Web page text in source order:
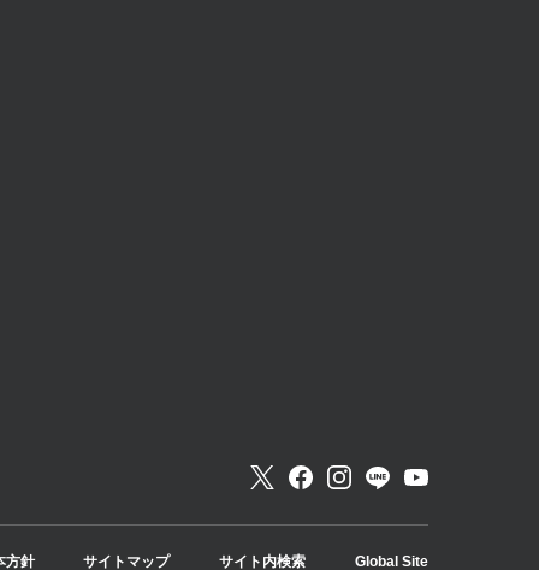
方針 サイトマップ サイト内検索 Global Site